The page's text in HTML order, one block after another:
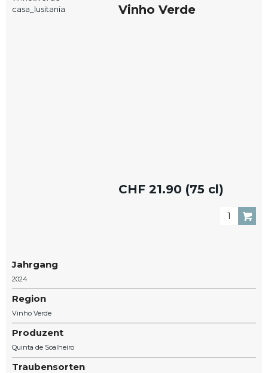
Vinho Verde
CHF 21.90 (75 cl)
Jahrgang
2024
Region
Vinho Verde
Produzent
Quinta de Soalheiro
Traubensorten